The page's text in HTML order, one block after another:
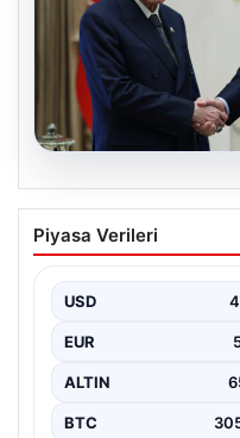
06.08.2026
Cumhurbaşkanı
Bahçeli ile görüştü
Piyasa Verileri
USD
EUR
ALTIN
BTC